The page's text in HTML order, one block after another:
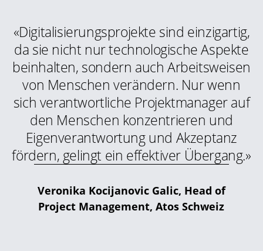
«Digitalisierungsprojekte sind einzigartig,
da sie nicht nur technologische Aspekte
beinhalten, sondern auch Arbeitsweisen
von Menschen verändern. Nur wenn
sich verantwortliche Projektmanager auf
den Menschen konzentrieren und
Eigenverantwortung und Akzeptanz
fördern, gelingt ein effektiver Übergang.»
Veronika Kocijanovic Galic, Head of
Project Management, Atos Schweiz